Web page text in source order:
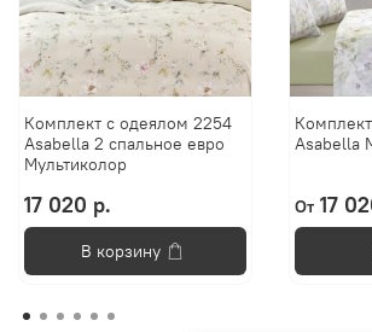
Комплект с одеялом 2254
Asabella 2 спальное евро
Мультиколор
17 020 р.
В корзину
Asabella
От 17